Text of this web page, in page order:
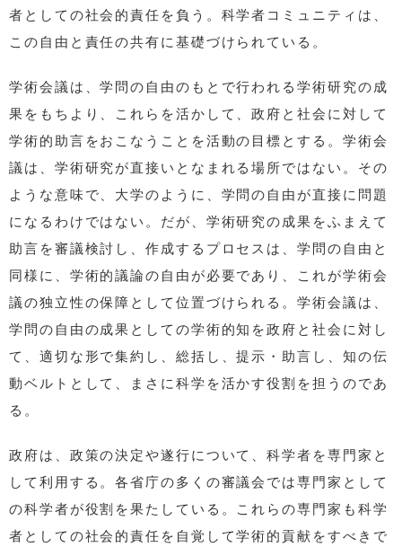
者としての社会的責任を負う。科学者コミュニティは、
この自由と責任の共有に基礎づけられている。
学術会議は、学問の自由のもとで行われる学術研究の成
果をもちより、これらを活かして、政府と社会に対して
学術的助言をおこなうことを活動の目標とする。学術会
議は、学術研究が直接いとなまれる場所ではない。その
ような意味で、大学のように、学問の自由が直接に問題
になるわけではない。だが、学術研究の成果をふまえて
助言を審議検討し、作成するプロセスは、学問の自由と
同様に、学術的議論の自由が必要であり、これが学術会
議の独立性の保障として位置づけられる。学術会議は、
学問の自由の成果としての学術的知を政府と社会に対し
て、適切な形で集約し、総括し、提示・助言し、知の伝
動ベルトとして、まさに科学を活かす役割を担うのであ
る。
政府は、政策の決定や遂行について、科学者を専門家と
して利用する。各省庁の多くの審議会では専門家として
の科学者が役割を果たしている。これらの専門家も科学
者としての社会的責任を自覚して学術的貢献をすべきで